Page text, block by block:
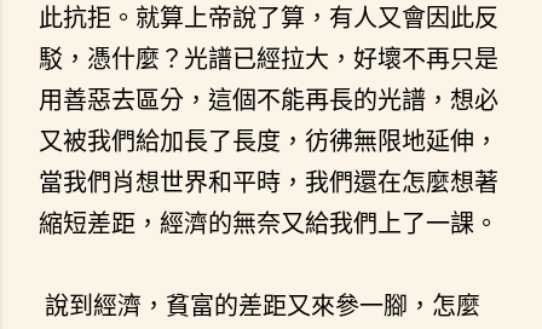
此抗拒。就算上帝說了算，有人又會因此反
駁，憑什麼？光譜已經拉大，好壞不再只是
用善惡去區分，這個不能再長的光譜，想必
又被我們給加長了長度，彷彿無限地延伸，
當我們肖想世界和平時，我們還在怎麼想著
縮短差距，經濟的無奈又給我們上了一課。
說到經濟，貧富的差距又來參一腳，怎麼